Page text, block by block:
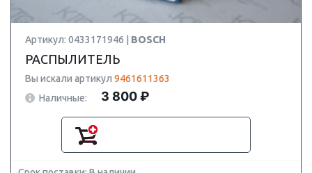
Артикул: 0433171946 | BOSCH
РАСПЫЛИТЕЛЬ
Вы искали артикул 9461611363
Наличные:
3 800 ₽